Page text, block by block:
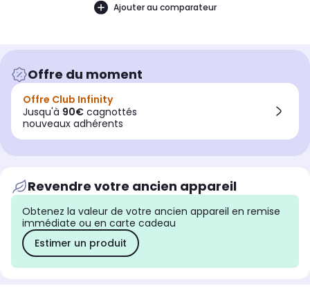
Ajouter au comparateur
Offre du moment
Offre Club Infinity
Jusqu'à 90€ cagnottés
nouveaux adhérents
Revendre votre ancien appareil
Obtenez la valeur de votre ancien appareil en remise
immédiate ou en carte cadeau
Estimer un produit